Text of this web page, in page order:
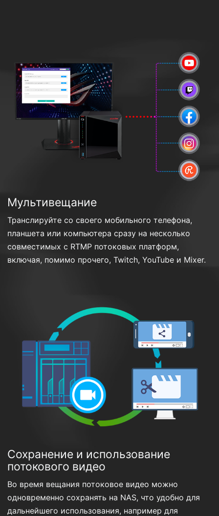
Мультивещание
Транслируйте со своего мобильного телефона,
планшета или компьютера сразу на несколько
совместимых с RTMP потоковых платформ,
включая, помимо прочего, Twitch, YouTube и Mixer.
Сохранение и использование
потокового видео
Во время вещания потоковое видео можно
одновременно сохранять на NAS, что удобно для
дальнейшего использования, например для